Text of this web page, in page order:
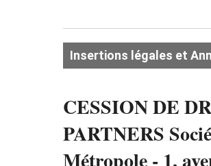
Insertions légales et
CESSION DE
PARTNERS
Métropole - 1,